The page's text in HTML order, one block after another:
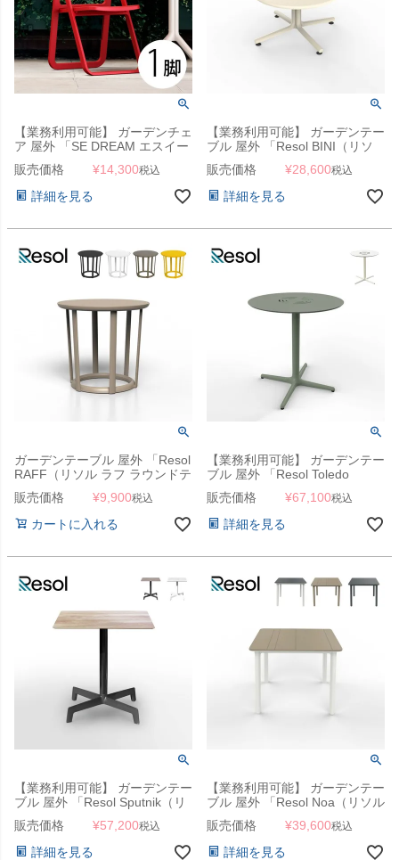
【業務利用可能】 ガーデンチェ
ア 屋外 「SE DREAM エスイー
ドリーム フォールディング チ
ェア」
販売価格 ¥14,300税込
詳細を見る
【業務利用可能】 ガーデンテー
ブル 屋外 「Resol BINI（リソ
ル ビニ ラウンジテーブル
70cm）」ガーデンローテーブ
ル
販売価格 ¥28,600税込
詳細を見る
ガーデンテーブル 屋外 「Resol
RAFF（リソル ラフ ラウンドテ
ーブル 40cm）」ガーデンサイ
ドテーブル
販売価格 ¥9,900税込
カートに入れる
【業務利用可能】 ガーデンテー
ブル 屋外 「Resol Toledo
AIRE（リソル トレド エア ラウ
ンドテーブル 70cm）」カフェ
テーブル
販売価格 ¥67,100税込
詳細を見る
【業務利用可能】 ガーデンテー
ブル 屋外 「Resol Sputnik（リ
ソル スプートニック スクエア
テーブル 70cm×70cm）」カフ
ェテーブル
販売価格 ¥57,200税込
詳細を見る
【業務利用可能】 ガーデンテー
ブル 屋外 「Resol Noa（リソル
ノア テーブル 90cm×90cm）」
販売価格 ¥39,600税込
詳細を見る